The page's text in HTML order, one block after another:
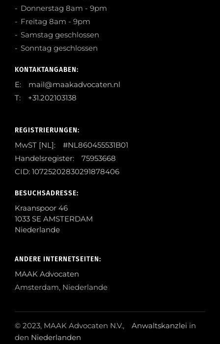
Donnerstag 8am - 9pm
Freitag 8am - 9pm
Samstag geschlossen
Sonntag geschlossen
KONTAKTANGABEN:
E: mail@maakadvocaten.nl
T: +31.202103138
REGISTRIERUNGEN:
MwST [NL]: #NL860455531B01
Handelsregister: 75953668
CID: 10725202830291878406
BESUCHSADRESSE:
Kraanspoor 46
1033 SE AMSTERDAM
Niederlande
ANDERE INTERNETSEITEN:
MAAK Advocaten
Amsterdam, Niederlande
© 2023, MAAK Advocaten N.V., Anwaltskanzlei in
den Niederlanden